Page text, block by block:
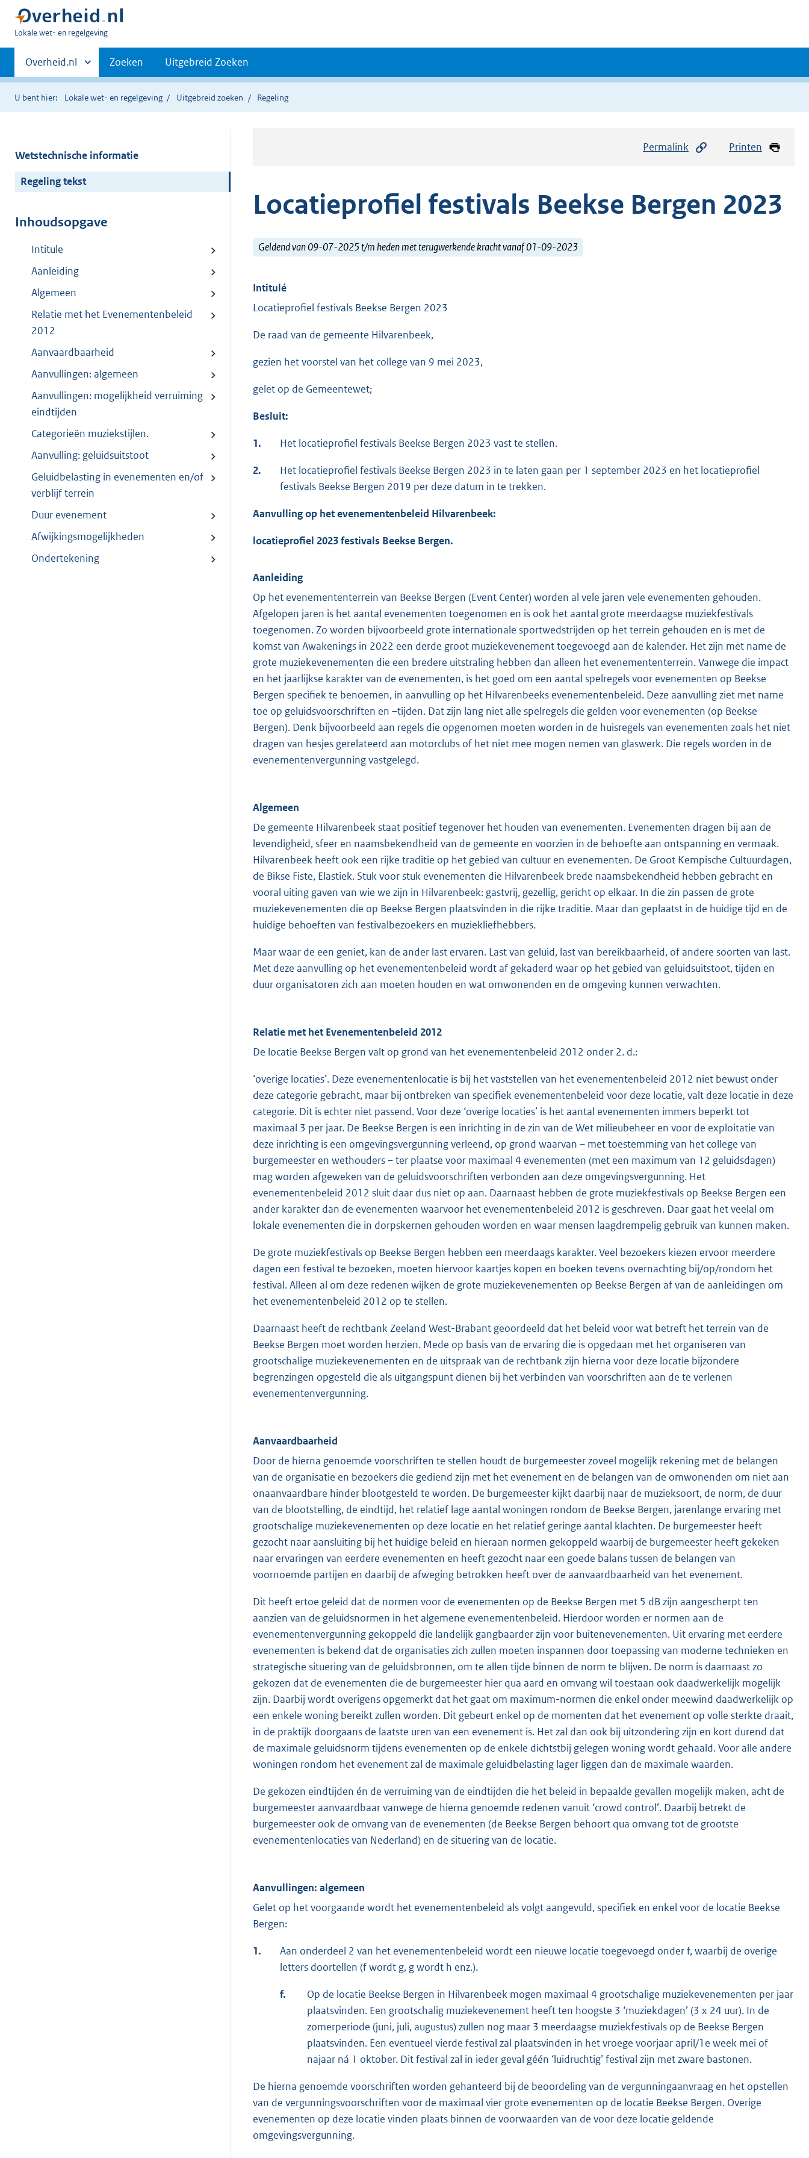
U
hier:
Lokale wet- en regelgeving
Primaire
navigatie
Andere
sites
binnen
Overheid.nl Zoeken Uitgebreid Zoeken
U bent hier: Lokale wet- en regelgeving Uitgebreid zoeken Regeling
Wetstechnische informatie
Regeling tekst
Inhoudsopgave
Intitule
Aanleiding
Algemeen
Relatie met het Evenementenbeleid
2012
Aanvaardbaarheid
Aanvullingen: algemeen
Aanvullingen: mogelijkheid verruiming
eindtijden
Categorieën muziekstijlen.
Aanvulling: geluidsuitstoot
Geluidbelasting in evenementen en/of
verblijf terrein
Duur evenement
Afwijkingsmogelijkheden
Ondertekening
Permalink Printen
Locatieprofiel festivals Beekse Bergen 2023
Geldend van 09-07-2025 t/m heden met terugwerkende kracht vanaf 01-09-2023
Intitulé
Locatieprofiel festivals Beekse Bergen 2023
De raad van de gemeente Hilvarenbeek,
gezien het voorstel van het college van 9 mei 2023,
gelet op de Gemeentewet;
Besluit:
1. Het locatieprofiel festivals Beekse Bergen 2023 vast te stellen.
2.
Het locatieprofiel festivals Beekse Bergen 2023 in te laten gaan per 1 september 2023 en het locatieprofiel
festivals Beekse Bergen 2019 per deze datum in te trekken.
Aanvulling op het evenementenbeleid Hilvarenbeek:
locatieprofiel 2023 festivals Beekse Bergen.
Aanleiding
Op het evenemententerrein van Beekse Bergen (Event Center) worden al vele jaren vele evenementen gehouden.
Afgelopen jaren is het aantal evenementen toegenomen en is ook het aantal grote meerdaagse muziekfestivals
toegenomen. Zo worden bijvoorbeeld grote internationale sportwedstrijden op het terrein gehouden en is met de
komst van Awakenings in 2022 een derde groot muziekevenement toegevoegd aan de kalender. Het zijn met name de
grote muziekevenementen die een bredere uitstraling hebben dan alleen het evenemententerrein. Vanwege die impact
en het jaarlijkse karakter van de evenementen, is het goed om een aantal spelregels voor evenementen op Beekse
Bergen specifiek te benoemen, in aanvulling op het Hilvarenbeeks evenementenbeleid. Deze aanvulling ziet met name
toe op geluidsvoorschriften en –tijden. Dat zijn lang niet alle spelregels die gelden voor evenementen (op Beekse
Bergen). Denk bijvoorbeeld aan regels die opgenomen moeten worden in de huisregels van evenementen zoals het niet
dragen van hesjes gerelateerd aan motorclubs of het niet mee mogen nemen van glaswerk. Die regels worden in de
evenementenvergunning vastgelegd.
Algemeen
De gemeente Hilvarenbeek staat positief tegenover het houden van evenementen. Evenementen dragen bij aan de
levendigheid, sfeer en naamsbekendheid van de gemeente en voorzien in de behoefte aan ontspanning en vermaak.
Hilvarenbeek heeft ook een rijke traditie op het gebied van cultuur en evenementen. De Groot Kempische Cultuurdagen,
de Bikse Fiste, Elastiek. Stuk voor stuk evenementen die Hilvarenbeek brede naamsbekendheid hebben gebracht en
vooral uiting gaven van wie we zijn in Hilvarenbeek: gastvrij, gezellig, gericht op elkaar. In die zin passen de grote
muziekevenementen die op Beekse Bergen plaatsvinden in die rijke traditie. Maar dan geplaatst in de huidige tijd en de
huidige behoeften van festivalbezoekers en muziekliefhebbers.
Maar waar de een geniet, kan de ander last ervaren. Last van geluid, last van bereikbaarheid, of andere soorten van last.
Met deze aanvulling op het evenementenbeleid wordt af gekaderd waar op het gebied van geluidsuitstoot, tijden en
duur organisatoren zich aan moeten houden en wat omwonenden en de omgeving kunnen verwachten.
Relatie met het Evenementenbeleid 2012
De locatie Beekse Bergen valt op grond van het evenementenbeleid 2012 onder 2. d.:
‘overige locaties’. Deze evenementenlocatie is bij het vaststellen van het evenementenbeleid 2012 niet bewust onder
deze categorie gebracht, maar bij ontbreken van specifiek evenementenbeleid voor deze locatie, valt deze locatie in deze
categorie. Dit is echter niet passend. Voor deze ‘overige locaties’ is het aantal evenementen immers beperkt tot
maximaal 3 per jaar. De Beekse Bergen is een inrichting in de zin van de Wet milieubeheer en voor de exploitatie van
deze inrichting is een omgevingsvergunning verleend, op grond waarvan – met toestemming van het college van
burgemeester en wethouders – ter plaatse voor maximaal 4 evenementen (met een maximum van 12 geluidsdagen)
mag worden afgeweken van de geluidsvoorschriften verbonden aan deze omgevingsvergunning. Het
evenementenbeleid 2012 sluit daar dus niet op aan. Daarnaast hebben de grote muziekfestivals op Beekse Bergen een
ander karakter dan de evenementen waarvoor het evenementenbeleid 2012 is geschreven. Daar gaat het veelal om
lokale evenementen die in dorpskernen gehouden worden en waar mensen laagdrempelig gebruik van kunnen maken.
De grote muziekfestivals op Beekse Bergen hebben een meerdaags karakter. Veel bezoekers kiezen ervoor meerdere
dagen een festival te bezoeken, moeten hiervoor kaartjes kopen en boeken tevens overnachting bij/op/rondom het
festival. Alleen al om deze redenen wijken de grote muziekevenementen op Beekse Bergen af van de aanleidingen om
het evenementenbeleid 2012 op te stellen.
Daarnaast heeft de rechtbank Zeeland West-Brabant geoordeeld dat het beleid voor wat betreft het terrein van de
Beekse Bergen moet worden herzien. Mede op basis van de ervaring die is opgedaan met het organiseren van
grootschalige muziekevenementen en de uitspraak van de rechtbank zijn hierna voor deze locatie bijzondere
begrenzingen opgesteld die als uitgangspunt dienen bij het verbinden van voorschriften aan de te verlenen
evenementenvergunning.
Aanvaardbaarheid
Door de hierna genoemde voorschriften te stellen houdt de burgemeester zoveel mogelijk rekening met de belangen
van de organisatie en bezoekers die gediend zijn met het evenement en de belangen van de omwonenden om niet aan
onaanvaardbare hinder blootgesteld te worden. De burgemeester kijkt daarbij naar de muzieksoort, de norm, de duur
van de blootstelling, de eindtijd, het relatief lage aantal woningen rondom de Beekse Bergen, jarenlange ervaring met
grootschalige muziekevenementen op deze locatie en het relatief geringe aantal klachten. De burgemeester heeft
gezocht naar aansluiting bij het huidige beleid en hieraan normen gekoppeld waarbij de burgemeester heeft gekeken
naar ervaringen van eerdere evenementen en heeft gezocht naar een goede balans tussen de belangen van
voornoemde partijen en daarbij de afweging betrokken heeft over de aanvaardbaarheid van het evenement.
Dit heeft ertoe geleid dat de normen voor de evenementen op de Beekse Bergen met 5 dB zijn aangescherpt ten
aanzien van de geluidsnormen in het algemene evenementenbeleid. Hierdoor worden er normen aan de
evenementenvergunning gekoppeld die landelijk gangbaarder zijn voor buitenevenementen. Uit ervaring met eerdere
evenementen is bekend dat de organisaties zich zullen moeten inspannen door toepassing van moderne technieken en
strategische situering van de geluidsbronnen, om te allen tijde binnen de norm te blijven. De norm is daarnaast zo
gekozen dat de evenementen die de burgemeester hier qua aard en omvang wil toestaan ook daadwerkelijk mogelijk
zijn. Daarbij wordt overigens opgemerkt dat het gaat om maximum-normen die enkel onder meewind daadwerkelijk op
een enkele woning bereikt zullen worden. Dit gebeurt enkel op de momenten dat het evenement op volle sterkte draait,
in de praktijk doorgaans de laatste uren van een evenement is. Het zal dan ook bij uitzondering zijn en kort durend dat
de maximale geluidsnorm tijdens evenementen op de enkele dichtstbij gelegen woning wordt gehaald. Voor alle andere
woningen rondom het evenement zal de maximale geluidbelasting lager liggen dan de maximale waarden.
De gekozen eindtijden én de verruiming van de eindtijden die het beleid in bepaalde gevallen mogelijk maken, acht de
burgemeester aanvaardbaar vanwege de hierna genoemde redenen vanuit ‘crowd control’. Daarbij betrekt de
burgemeester ook de omvang van de evenementen (de Beekse Bergen behoort qua omvang tot de grootste
evenementenlocaties van Nederland) en de situering van de locatie.
Aanvullingen: algemeen
Gelet op het voorgaande wordt het evenementenbeleid als volgt aangevuld, specifiek en enkel voor de locatie Beekse
Bergen:
1.
Aan onderdeel 2 van het evenementenbeleid wordt een nieuwe locatie toegevoegd onder f, waarbij de overige
letters doortellen (f wordt g, g wordt h enz.).
f.
Op de locatie Beekse Bergen in Hilvarenbeek mogen maximaal 4 grootschalige muziekevenementen per jaar
plaatsvinden. Een grootschalig muziekevenement heeft ten hoogste 3 ‘muziekdagen’ (3 x 24 uur). In de
zomerperiode (juni, juli, augustus) zullen nog maar 3 meerdaagse muziekfestivals op de Beekse Bergen
plaatsvinden. Een eventueel vierde festival zal plaatsvinden in het vroege voorjaar april/1e week mei of
najaar ná 1 oktober. Dit festival zal in ieder geval géén ‘luidruchtig’ festival zijn met zware bastonen.
De hierna genoemde voorschriften worden gehanteerd bij de beoordeling van de vergunningaanvraag en het opstellen
van de vergunningsvoorschriften voor de maximaal vier grote evenementen op de locatie Beekse Bergen. Overige
evenementen op deze locatie vinden plaats binnen de voorwaarden van de voor deze locatie geldende
omgevingsvergunning.